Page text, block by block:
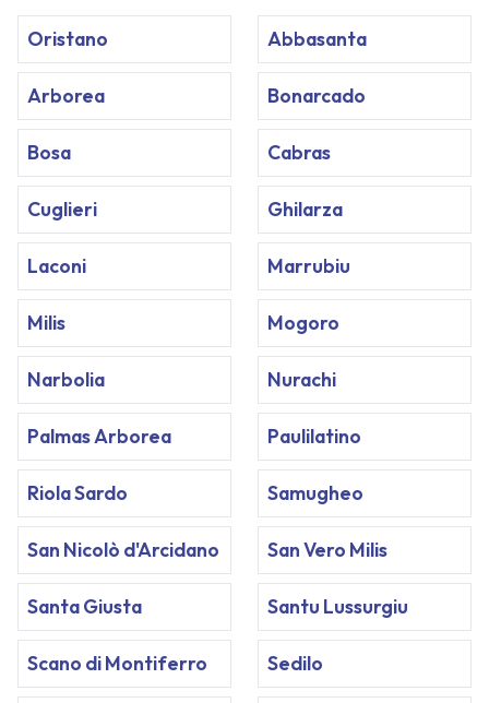
Oristano Abbasanta
Arborea Bonarcado
Bosa Cabras
Cuglieri Ghilarza
Laconi Marrubiu
Milis Mogoro
Narbolia Nurachi
Palmas Arborea Paulilatino
Riola Sardo Samugheo
San Nicolò d'Arcidano San Vero Milis
Santa Giusta Santu Lussurgiu
Scano di Montiferro Sedilo